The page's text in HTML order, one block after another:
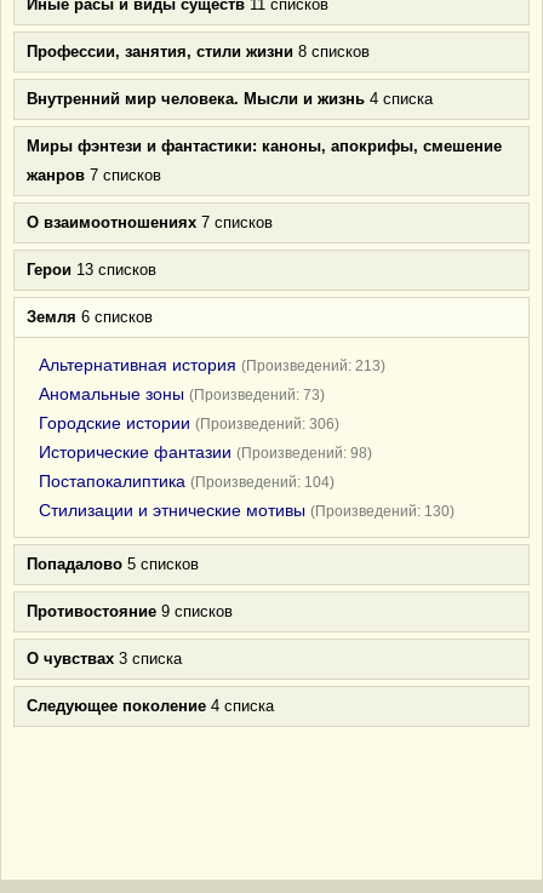
Иные расы и виды существ 11 списков
Профессии, занятия, стили жизни 8 списков
Внутренний мир человека. Мысли и жизнь 4 списка
Миры фэнтези и фантастики: каноны, апокрифы, смешение
жанров 7 списков
О взаимоотношениях 7 списков
Герои 13 списков
Земля 6 списков
Альтернативная история (Произведений: 213)
Аномальные зоны (Произведений: 73)
Городские истории (Произведений: 306)
Исторические фантазии (Произведений: 98)
Постапокалиптика (Произведений: 104)
Стилизации и этнические мотивы (Произведений: 130)
Попадалово 5 списков
Противостояние 9 списков
О чувствах 3 списка
Следующее поколение 4 списка